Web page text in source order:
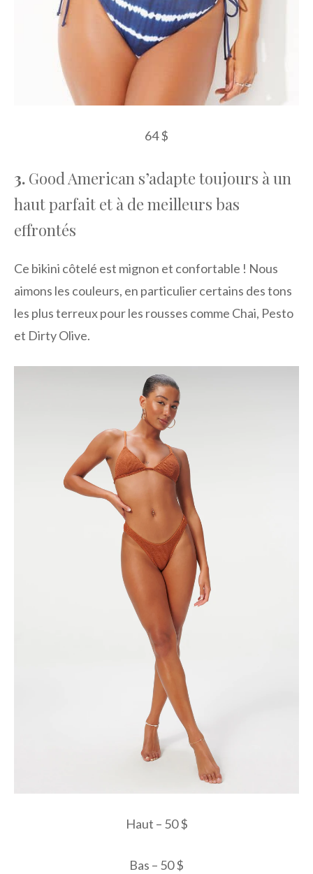
64 $
3. Good American s’adapte toujours à un
haut parfait et à de meilleurs bas
effrontés
Ce bikini côtelé est mignon et confortable ! Nous
aimons les couleurs, en particulier certains des tons
les plus terreux pour les rousses comme Chai, Pesto
et Dirty Olive.
Haut – 50 $
Bas – 50 $